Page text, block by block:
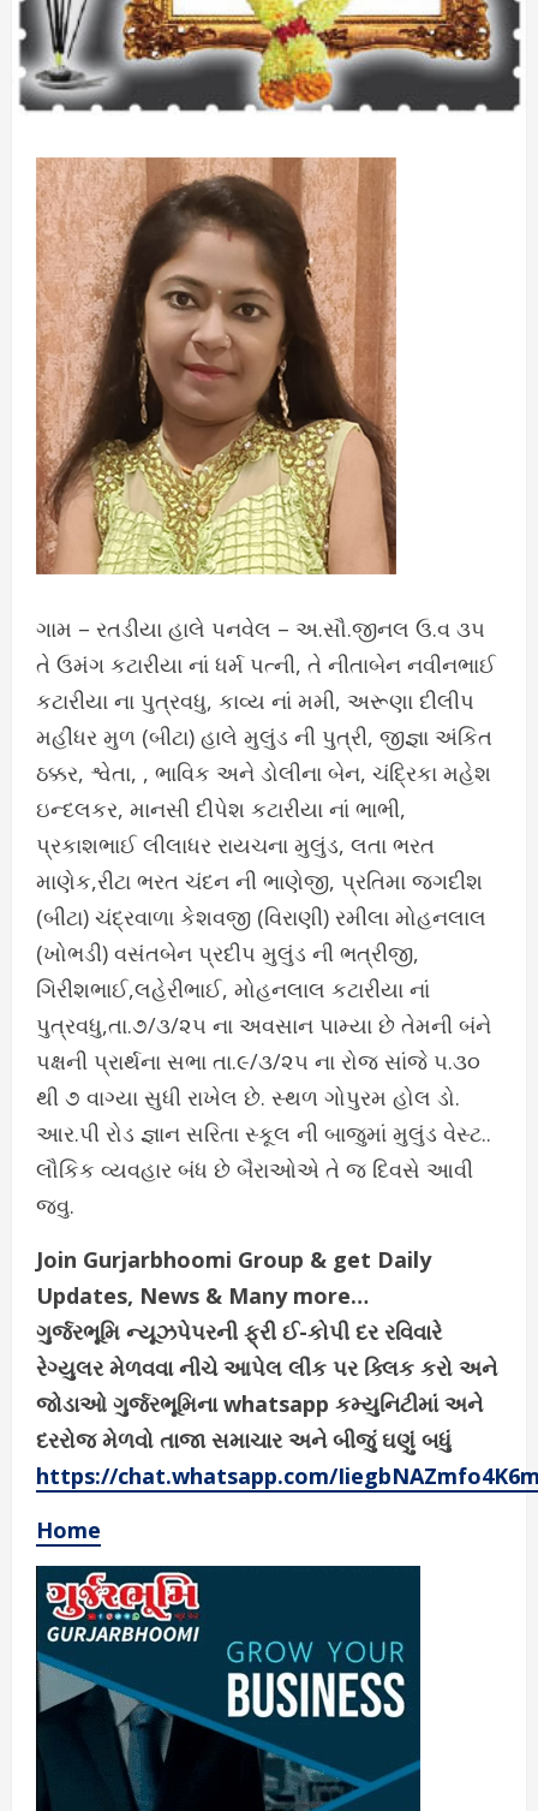
ગામ – રતડીયા હાલે પનવેલ – અ.સૌ.જીનલ ઉ.વ ૩૫
તે ઉમંગ કટારીયા નાં ધર્મ પત્ની, તે નીતાબેન નવીનભાઈ
કટારીયા ના પુત્રવધુ, કાવ્ય નાં મમી, અરૂણા દીલીપ
મહીંધર મુળ (બીટા) હાલે મુલુંડ ની પુત્રી, જીજ્ઞા અંકિત
ઠક્કર, શ્વેતા, , ભાવિક અને ડોલીના બેન, ચંદ્રિકા મહેશ
ઇન્દલકર, માનસી દીપેશ કટારીયા નાં ભાભી,
પ્રકાશભાઈ લીલાધર રાયચના મુલુંડ, લતા ભરત
માણેક,રીટા ભરત ચંદન ની ભાણેજી, પ્રતિમા જગદીશ
(બીટા) ચંદ્રવાળા કેશવજી (વિરાણી) રમીલા મોહનલાલ
(ખોભડી) વસંતબેન પ્રદીપ મુલુંડ ની ભત્રીજી,
ગિરીશભાઈ,લહેરીભાઈ, મોહનલાલ કટારીયા નાં
પુત્રવધુ,તા.૭/૩/૨૫ ના અવસાન પામ્યા છે તેમની બંને
પક્ષની પ્રાર્થના સભા તા.૯/૩/૨૫ ના રોજ સાંજે ૫.૩૦
થી ૭ વાગ્યા સુધી રાખેલ છે. સ્થળ ગોપુરમ હોલ ડો.
આર.પી રોડ જ્ઞાન સરિતા સ્કૂલ ની બાજુમાં મુલુંડ વેસ્ટ..
લૌકિક વ્યવહાર બંધ છે બૈરાઓએ તે જ દિવસે આવી
જવુ.
Join Gurjarbhoomi Group & get Daily
Updates, News & Many more…
ગુર્જરભૂમિ ન્યૂઝપેપરની ફ્રી ઈ-કોપી દર રવિવારે
રેગ્યુલર મેળવવા નીચે આપેલ લીંક પર ક્લિક કરો અને
જોડાઓ ગુર્જરભૂમિના whatsapp કમ્યુનિટીમાં અને
દરરોજ મેળવો તાજા સમાચાર અને બીજું ઘણું બધું
https://chat.whatsapp.com/
Home